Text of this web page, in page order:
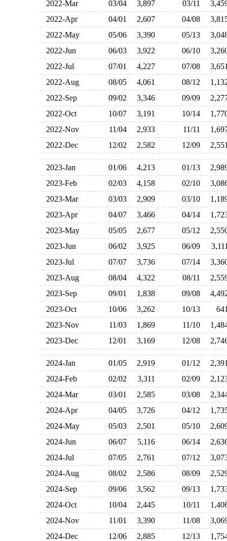
2022-Mar
03/04 3,897 03/11
2022-Apr
04/01 2,607 04/08
2022-May
05/06 3,390 05/13
2022-Jun
06/03 3,922 06/10
2022-Jul
07/01 4,227 07/08
2022-Aug
08/05 4,061 08/12
2022-Sep
09/02 3,346 09/09
2022-Oct
10/07 3,191 10/14
2022-Nov
11/04 2,933 11/11
2022-Dec
12/02 2,582 12/09
2023-Jan 01/06 4,213 01/13
2023-Feb
02/03 4,158 02/10
2023-Mar
03/03 2,909 03/10
2023-Apr
04/07 3,466 04/14
2023-May
05/05 2,677 05/12
2023-Jun
06/02 3,925 06/09
2023-Jul
07/07 3,736 07/14
2023-Aug
08/04 4,322 08/11
2023-Sep
09/01 1,838 09/08
2023-Oct
10/06 3,262 10/13
2023-Nov
11/03 1,869 11/10
2023-Dec
12/01 3,169 12/08
2024-Jan 01/05 2,919 01/12
2024-Feb
02/02 3,311 02/09
2024-Mar
03/01 2,585 03/08
2024-Apr
04/05 3,726 04/12
2024-May
05/03 2,501 05/10
2024-Jun
06/07 5,116 06/14
2024-Jul
07/05 2,761 07/12
2024-Aug
08/02 2,586 08/09
2024-Sep
09/06 3,562 09/13
2024-Oct
10/04 2,445 10/11
2024-Nov
11/01 3,390 11/08
2024-Dec
12/06 2,885 12/13